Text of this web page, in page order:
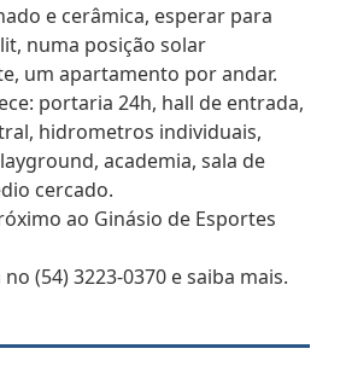
e cerâmica, esperar para
numa posição solar
um apartamento por andar.
portaria 24h, hall de entrada,
hidrometros individuais,
academia, sala de
cercado.
ao Ginásio de Esportes
(54) 3223-0370 e saiba mais.